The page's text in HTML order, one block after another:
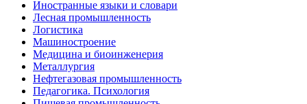
Иностранные языки и словари
Лесная промышленность
Логистика
Машиностроение
Медицина и биоинженерия
Металлургия
Нефтегазовая промышленность
Педагогика. Психология